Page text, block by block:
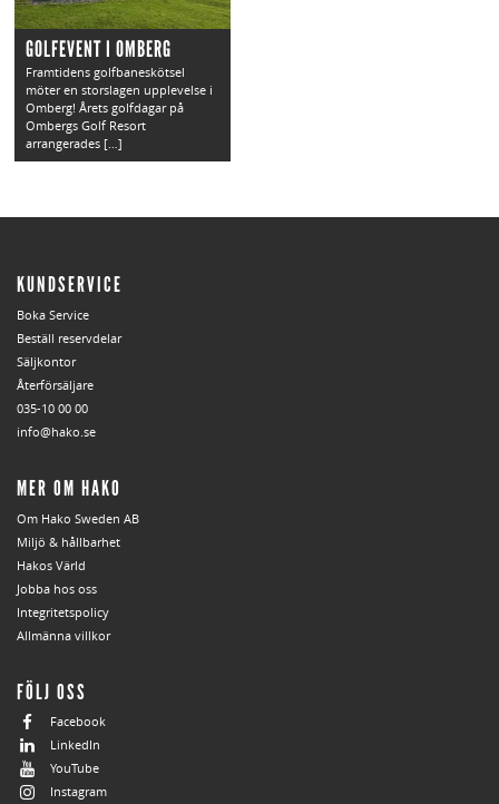
GOLFEVENT I OMBERG
Framtidens golfbaneskötsel
möter en storslagen upplevelse i
Omberg! Årets golfdagar på
Ombergs Golf Resort
arrangerades […]
KUNDSERVICE
Boka Service
Beställ reservdelar
Säljkontor
Återförsäljare
035-10 00 00
info@hako.se
MER OM HAKO
Om Hako Sweden AB
Miljö & hållbarhet
Hakos Värld
Jobba hos oss
Integritetspolicy
Allmänna villkor
FÖLJ OSS
Facebook
LinkedIn
YouTube
Instagram